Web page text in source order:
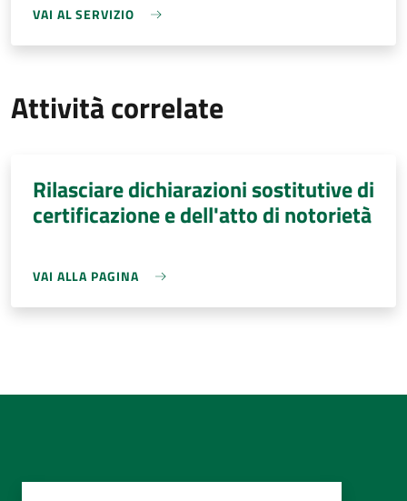
VAI AL SERVIZIO
Attività correlate
Rilasciare dichiarazioni sostitutive di
certificazione e dell'atto di notorietà
VAI ALLA PAGINA